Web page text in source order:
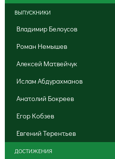
ВЫПУСКНИКИ
Владимир Белоусов
Роман Немышев
Алексей Матвейчук
Ислам Абдурахманов
Анатолий Бокреев
Егор Кобзев
Евгений Терентьев
ДОСТИЖЕНИЯ